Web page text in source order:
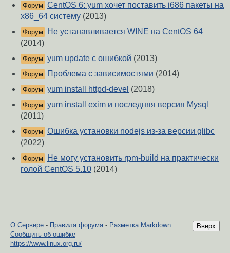
Форум CentOS 6: yum хочет поставить i686 пакеты на
x86_64 систему (2013)
Форум
Не устанавливается WINE на CentOS 64
(2014)
Форум yum update с ошибкой (2013)
Форум Проблема с зависимостями (2014)
Форум yum install httpd-devel (2018)
Форум yum install exim и последняя версия Mysql
(2011)
Форум Ошибка установки nodejs из-за версии glibc
(2022)
Форум
Не могу установить rpm-build на практически
голой CentOS 5.10 (2014)
Вверх
О Сервере - Правила форума- Разметка Markdown
Сообщить об ошибке
https://www.linux.org.ru/